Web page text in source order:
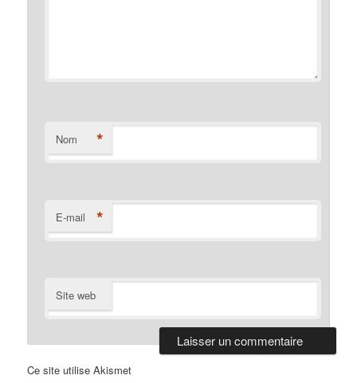
Nom *
E-mail *
Site web
Ce site utilise Akismet